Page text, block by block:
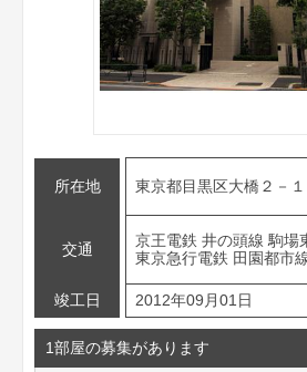
所在地 東京都目黒区大橋２－１
交通
京王電鉄 井の頭線 駒場
東京急行電鉄 田園都市
竣工日 2012年09月01日
1部屋の募集があります